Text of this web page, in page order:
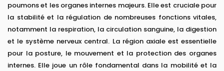
poumons et les organes internes majeurs. Elle est cruciale pour
la stabilité et la régulation de nombreuses fonctions vitales,
notamment la respiration, la circulation sanguine, la digestion
et le système nerveux central. La région axiale est essentielle
pour la posture, le mouvement et la protection des organes
internes. Elle joue un rôle fondamental dans la mobilité et la